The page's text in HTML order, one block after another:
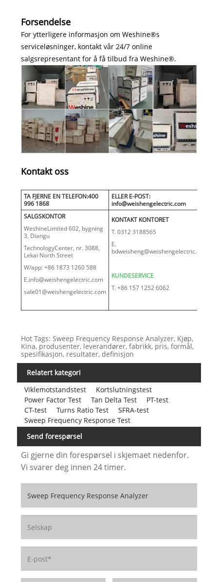
Forsendelse
For ytterligere informasjon om Weshine®s
serviceløsninger, kontakt vår 24/7 online
salgsrepresentant for å få tilbud fra Weshine®.
Kontakt oss
TA FJERNE EN TELEFON:400
996 1868
ELLER E-POST:
info@weishengelectric.com
SALGSKONTOR
WeshineLimited 602, bygning
3, Diangu
TechnologyCenter, nr. 3088,
Lekai North Street
W/app: +86 1873 1260 588
E.info@weishengelectric.com
sale01@weishengelectric.com
KONTAKT KONTORET
T. 0312 3188565
E.
bdweisheng@weishengelectric.com
KUNDESERVICE
T. +86 157 1252 6062
Hot Tags: Sweep Frequency Response Analyzer, Kjøp,
Kina, produsenter, leverandører, fabrikk, pris, formål,
spesifikasjon, resultater, definisjon
Relatert kategori
Viklemotstandstest
Kortslutningstest
Power Factor Test
Tan Delta Test
PT-test
CT-test
Turns Ratio Test
SFRA-test
Sweep Frequency Response Test
Send forespørsel
Gi gjerne din forespørsel i skjemaet nedenfor.
Vi svarer deg innen 24 timer.